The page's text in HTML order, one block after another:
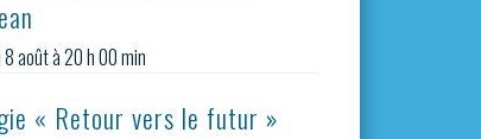
août à 20 h 00 min
« Retour vers le futur »